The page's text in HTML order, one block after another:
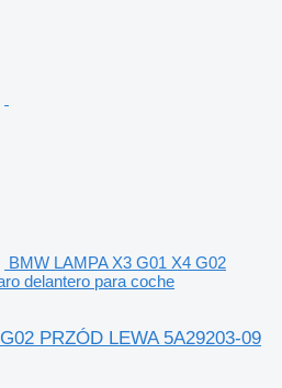
BMW LAMPA X3 G01 X4 G02
delantero para coche
PRZÓD LEWA 5A29203-09